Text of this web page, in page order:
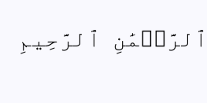
ٱلرَّحِيمِ